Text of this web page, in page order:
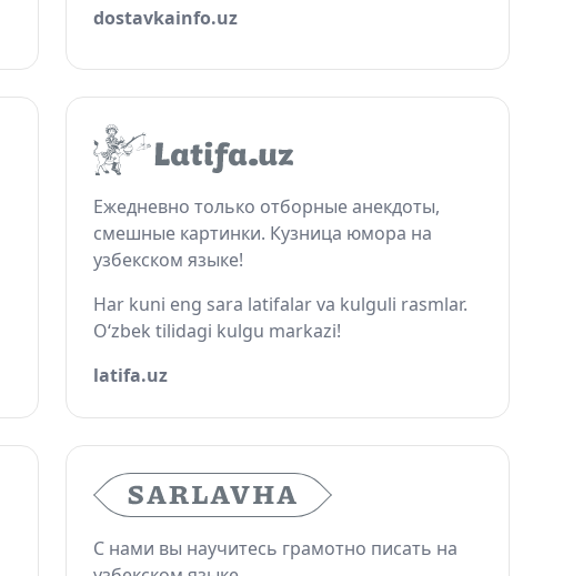
dostavkainfo.uz
Ежедневно только отборные анекдоты,
смешные картинки. Кузница юмора на
узбекском языке!
Har kuni eng sara latifalar va kulguli rasmlar.
O‘zbek tilidagi kulgu markazi!
latifa.uz
С нами вы научитесь грамотно писать на